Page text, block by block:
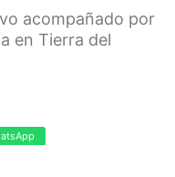
acompañado por
en Tierra del